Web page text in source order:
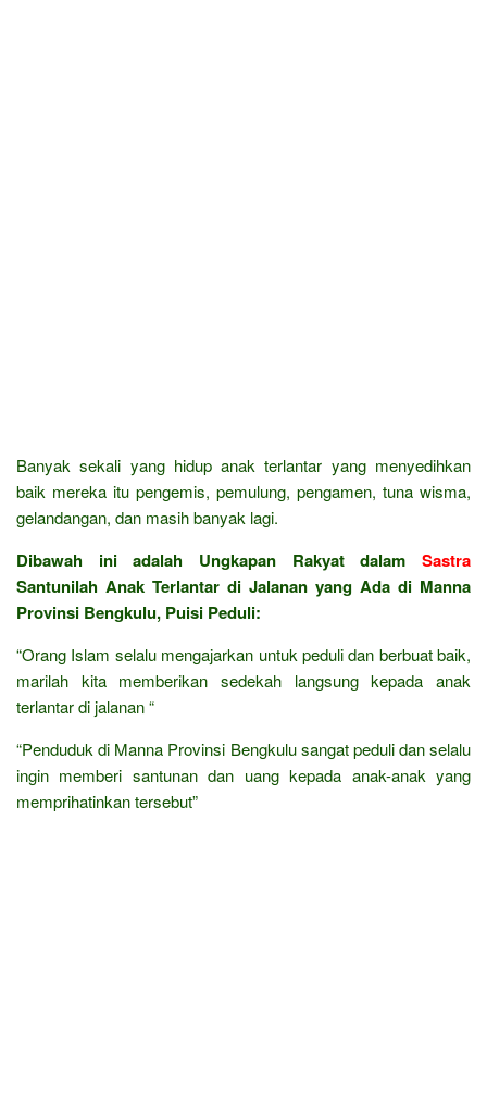
Banyak sekali yang hidup anak terlantar yang menyedihkan
baik mereka itu pengemis, pemulung, pengamen, tuna wisma,
gelandangan, dan masih banyak lagi.
Dibawah ini adalah Ungkapan Rakyat dalam Sastra
Santunilah Anak Terlantar di Jalanan yang Ada di Manna
Provinsi Bengkulu, Puisi Peduli:
“Orang Islam selalu mengajarkan untuk peduli dan berbuat baik,
marilah kita memberikan sedekah langsung kepada anak
terlantar di jalanan “
“Penduduk di Manna Provinsi Bengkulu sangat peduli dan selalu
ingin memberi santunan dan uang kepada anak-anak yang
memprihatinkan tersebut”